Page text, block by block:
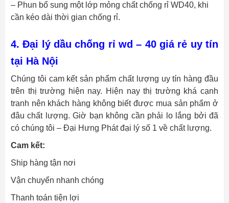
– Phun bổ sung một lớp mỏng chất chống rỉ WD40, khi
cần kéo dài thời gian chống rỉ.
4. Đại lý dầu chống rỉ wd – 40 giá rẻ uy tín
tại Hà Nội
Chúng tôi cam kết sản phẩm chất lượng uy tín hàng đầu
trên thị trường hiện nay. Hiện nay thị trường khá cạnh
tranh nên khách hàng không biết được mua sản phẩm ở
đâu chất lượng. Giờ bạn không cần phải lo lắng bởi đã
có chúng tôi – Đại Hưng Phát đại lý số 1 về chất lượng.
Cam kết:
Ship hàng tận nơi
Vận chuyển nhanh chóng
Thanh toán tiện lợi